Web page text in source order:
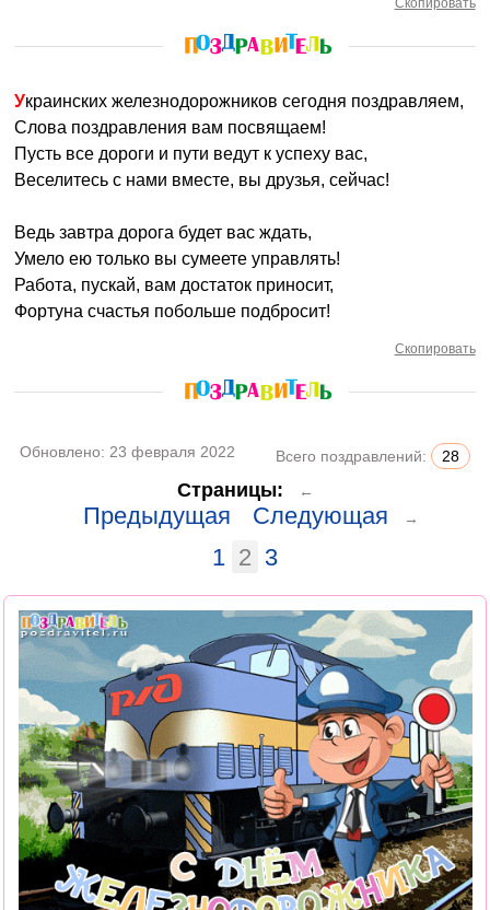
Скопировать
Украинских железнодорожников сегодня поздравляем,
Слова поздравления вам посвящаем!
Пусть все дороги и пути ведут к успеху вас,
Веселитесь с нами вместе, вы друзья, сейчас!
Ведь завтра дорога будет вас ждать,
Умело ею только вы сумеете управлять!
Работа, пускай, вам достаток приносит,
Фортуна счастья побольше подбросит!
Скопировать
Обновлено: 23 февраля 2022 Всего поздравлений: 28
Страницы: ←
Предыдущая Следующая →
1 2 3